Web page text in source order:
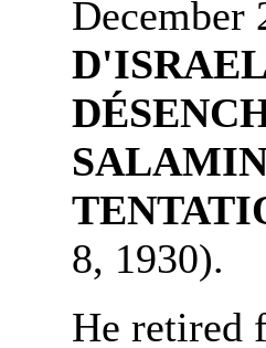
December
D'ISRAEL
8, 1930).
He retired